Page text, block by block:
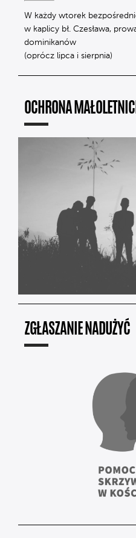
W każdy wtorek
w kaplicy bł. Czesława,
dominikanów
(oprócz lipca i sierpnia)
OCHRONA
ZGŁASZANIE NADUŻYĆ